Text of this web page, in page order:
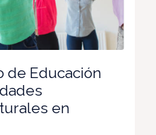
de Educación
en